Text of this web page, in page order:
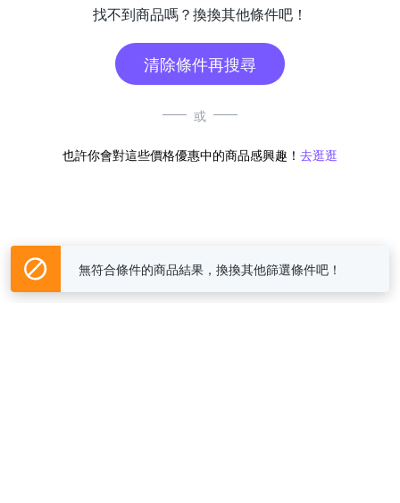
找不到商品嗎？換換其他條件吧！
清除條件再搜尋
或
也許你會對這些價格優惠中的商品感興趣！ 去逛逛
無符合條件的商品結果，換換其他篩選條件吧！